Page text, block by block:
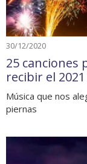
30/12/2020
25 canciones
recibir el 2021
Música que nos
piernas